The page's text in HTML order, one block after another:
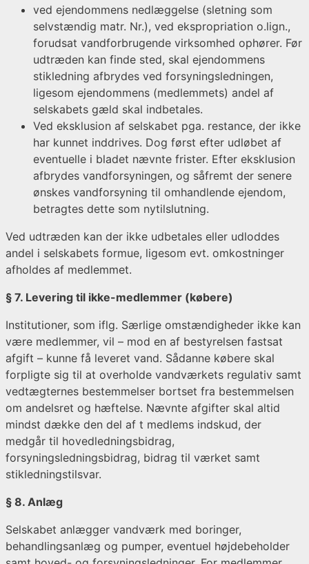
ved ejendommens nedlæggelse (sletning som
selvstændig matr. Nr.), ved ekspropriation o.lign.,
forudsat vandforbrugende virksomhed ophører. Før
udtræden kan finde sted, skal ejendommens
stikledning afbrydes ved forsyningsledningen,
ligesom ejendommens (medlemmets) andel af
selskabets gæld skal indbetales.
Ved eksklusion af selskabet pga. restance, der ikke
har kunnet inddrives. Dog først efter udløbet af
eventuelle i bladet nævnte frister. Efter eksklusion
afbrydes vandforsyningen, og såfremt der senere
ønskes vandforsyning til omhandlende ejendom,
betragtes dette som nytilslutning.
Ved udtræden kan der ikke udbetales eller udloddes
andel i selskabets formue, ligesom evt. omkostninger
afholdes af medlemmet.
§ 7. Levering til ikke-medlemmer (købere)
Institutioner, som iflg. Særlige omstændigheder ikke kan
være medlemmer, vil – mod en af bestyrelsen fastsat
afgift – kunne få leveret vand. Sådanne købere skal
forpligte sig til at overholde vandværkets regulativ samt
vedtægternes bestemmelser bortset fra bestemmelsen
om andelsret og hæftelse. Nævnte afgifter skal altid
mindst dække den del af t medlems indskud, der
medgår til hovedledningsbidrag,
forsyningsledningsbidrag, bidrag til værket samt
stikledningstilsvar.
§ 8. Anlæg
Selskabet anlægger vandværk med boringer,
behandlingsanlæg og pumper, eventuel højdebeholder